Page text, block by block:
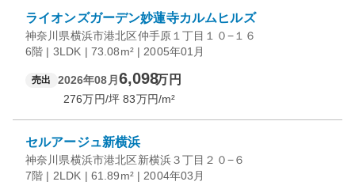
ライオンズガーデン妙蓮寺カルムヒルズ
神奈川県横浜市港北区仲手原１丁目１０−１６
6階 | 3LDK | 73.08m² | 2005年01月
売出 2026年08月 6,098万円
276万円/坪 83万円/m²
セルアージュ新横浜
神奈川県横浜市港北区新横浜３丁目２０−６
7階 | 2LDK | 61.89m² | 2004年03月